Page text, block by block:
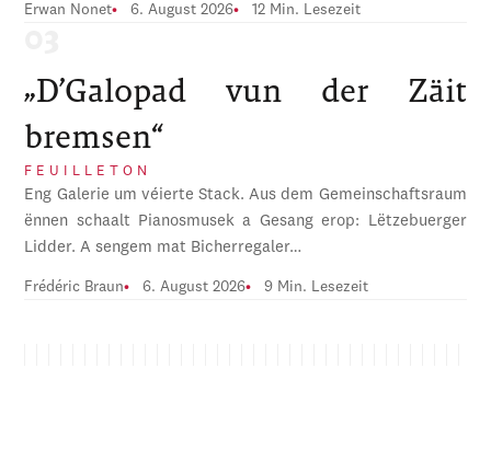
Erwan Nonet 6. August 2026 12 Min. Lesezeit
„D’Galopad vun der Zäit
bremsen“
FEUILLETON
Eng Galerie um véierte Stack. Aus dem Gemeinschaftsraum
ënnen schaalt Pianosmusek a Gesang erop: Lëtzebuerger
Lidder. A sengem mat Bicherregaler…
Frédéric Braun 6. August 2026 9 Min. Lesezeit